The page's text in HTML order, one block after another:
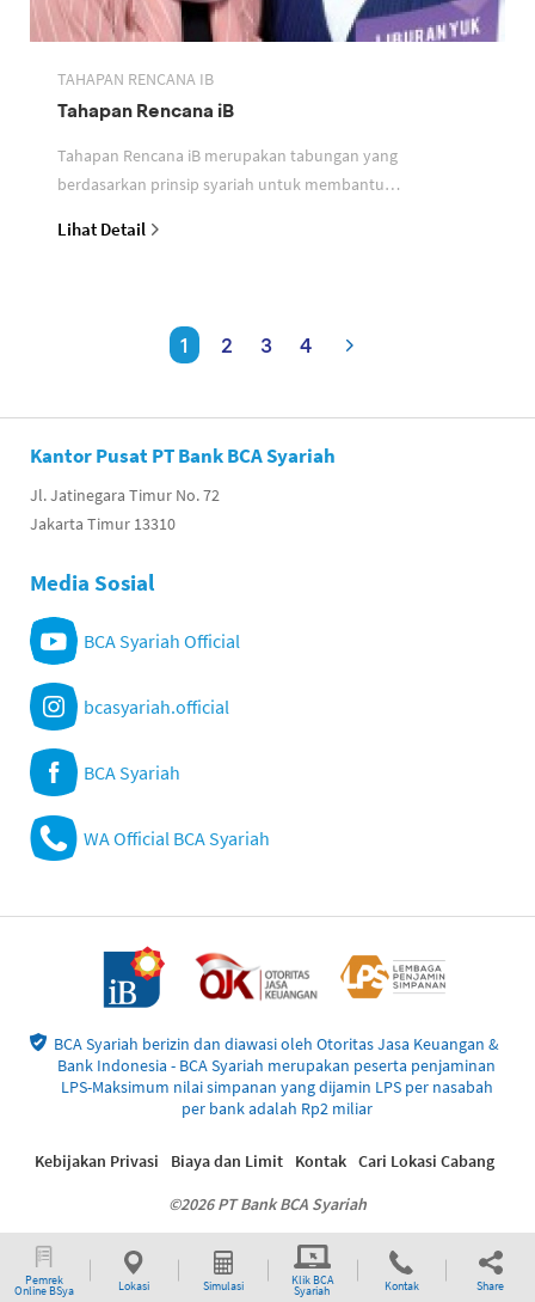
Pemrek
Online BSya Lokasi Simulasi Klik BCA
Syariah Kontak Share
TAHAPAN RENCANA IB
Tahapan Rencana iB
Tahapan Rencana iB merupakan tabungan yang
berdasarkan prinsip syariah untuk membantu
Lihat Detail
1 2 3 4
Kantor Pusat PT Bank BCA Syariah
Jl. Jatinegara Timur No. 72
Jakarta Timur 13310
Media Sosial
BCA Syariah Official
bcasyariah.official
BCA Syariah
WA Official BCA Syariah
BCA Syariah berizin dan diawasi oleh Otoritas Jasa Keuangan &
Bank Indonesia - BCA Syariah merupakan peserta penjaminan
LPS-Maksimum nilai simpanan yang dijamin LPS per nasabah
per bank adalah Rp2 miliar
©2026 PT Bank BCA Syariah
Kebijakan Privasi Biaya dan Limit Kontak Cari Lokasi Cabang